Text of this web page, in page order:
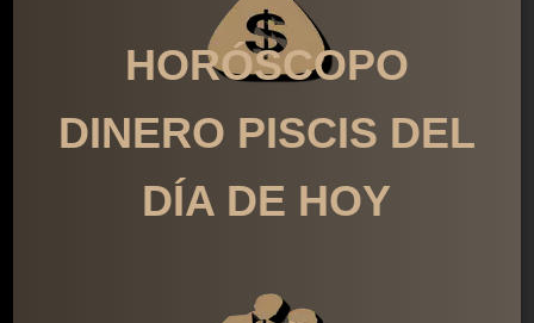
HORÓSCOPO
DINERO PISCIS DEL
DÍA DE HOY